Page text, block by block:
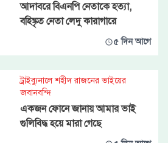
আদাবরে বিএনপি নেতাকে হত্যা,
বহিষ্কৃত নেতা লেদু কারাগারে
৫ দিন আগে
ট্রাইব্যুনালে শহীদ রাজনের ভাইয়ের
জবানবন্দি
একজন ফোনে জানায় আমার ভাই
গুলিবিদ্ধ হয়ে মারা গেছে